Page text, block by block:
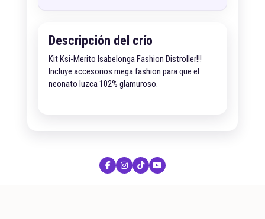
Descripción del crío
Kit Ksi-Merito Isabelonga Fashion Distroller!!!
Incluye accesorios mega fashion para que el
neonato luzca 102% glamuroso.